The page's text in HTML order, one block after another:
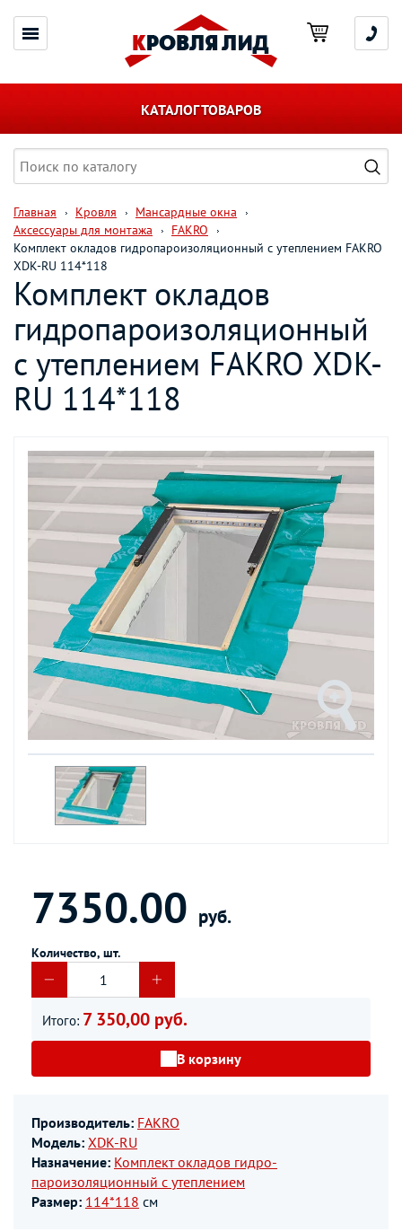
КАТАЛОГ ТОВАРОВ
Главная Кровля
Мансардные окна
Аксессуары для монтажа
FAKRO
Комплект окладов гидропароизоляционный c утеплением FAKRO
XDK-RU 114*118
Комплект окладов
гидропароизоляционный
c утеплением FAKRO XDK-
RU 114*118
7350.00 руб.
Количество, шт.
Итого: 7 350,00 руб.
В корзину
Производитель: FAKRO
Модель: XDK-RU
Назначение: Комплект окладов гидро-
пароизоляционный c утеплением
Размер: 114*118 см